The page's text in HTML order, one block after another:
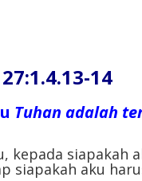
14
Tuhan adalah
kepada siapakah
siapakah aku